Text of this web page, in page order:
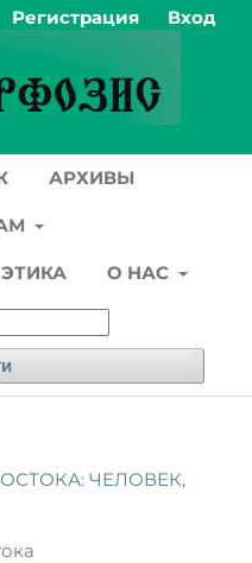
АРХИВЫ
О НАС
Регистрация Вход
ЧЕЛОВЕК,